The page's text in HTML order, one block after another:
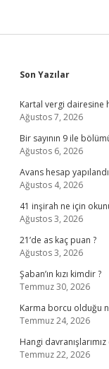
Sidebar
Son Yazılar
Kartal vergi dairesine
Ağustos 7, 2026
Bir sayının 9 ile
Ağustos 6, 2026
Avans hesap
Ağustos 4, 2026
41 inşirah ne için
Ağustos 3, 2026
21’de as kaç puan ?
Ağustos 3, 2026
Şaban’ın kızı kimdir ?
Temmuz 30, 2026
Karma borcu olduğu
Temmuz 24, 2026
Hangi
Temmuz 22, 2026